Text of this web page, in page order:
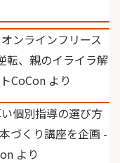
ンラインフリース
転、親のイライラ解
CoCon より
個別指導の選び方
づくり講座を企画 -
より